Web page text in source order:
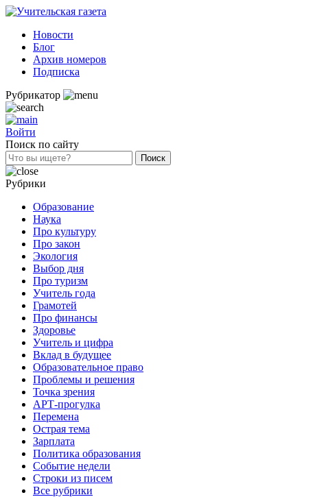
Новости
Блог
Архив номеров
Подписка
Рубрикатор
Войти
Поиск по сайту
Рубрики
Образование
Наука
Про культуру
Про закон
Экология
Выбор дня
Про туризм
Учитель года
Грамотей
Про финансы
Здоровье
Учитель и цифра
Вклад в будущее
Образовательное право
Проблемы и решения
Точка зрения
АРТ-прогулка
Перемена
Острая тема
Зарплата
Политика образования
Событие недели
Строки из писем
Все рубрики